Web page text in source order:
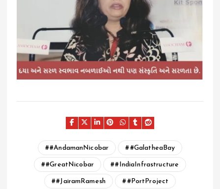
#AndamanNicobar #GalatheaBay
#GreatNicobar #IndiaInfrastructure
#JairamRamesh #PortProject